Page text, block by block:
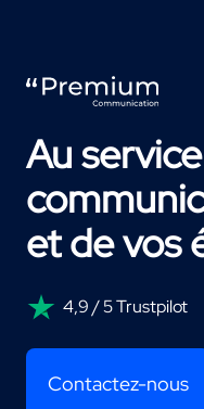
Au
et de vos
4,9 / 5 Trustpilot
Contactez-nous